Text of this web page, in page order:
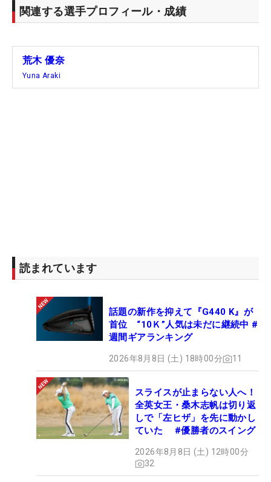
ばしたかった」と攻撃の手を緩めなかった。
った。場内にはリーダーボードが少なく、自身の順
優勝インタビューでは「後半は長くて苦しかった。
ルーキーイヤーで優勝できてホッとしています」と
笑顔を見せた。表舞台では涙は見せなかったが、普
段バッグを預ける機会の多い佐藤亜衣里キャディに
れるぐらいうれしかった」と涙があふれた。
2年前は悔し涙を流した。日章学園高校2年時に正確
なアイアンショットを武器に「日本ジュニア」を制
すと、ナショナルチームのエース格として活躍。ジ
と思われた2023年。1度目のプロテストは、「パッ
ティングがイップスみたいになっていたのと、体調
関連する選手プロフィール・成績
荒木 優奈
Yuna Araki
読まれています
話題の新作を抑えて『G440 K』が
首位 “10Ｋ”人気は未だに継続中 #
週間ギアランキング
2026年8月8日 (土) 18時00分 11
スライスが止まらない人へ！
全英女王・桑木志帆は切り返
しで「左ヒザ」を先に動かし
ていた #優勝者のスイング
2026年8月8日 (土) 12時00分
32